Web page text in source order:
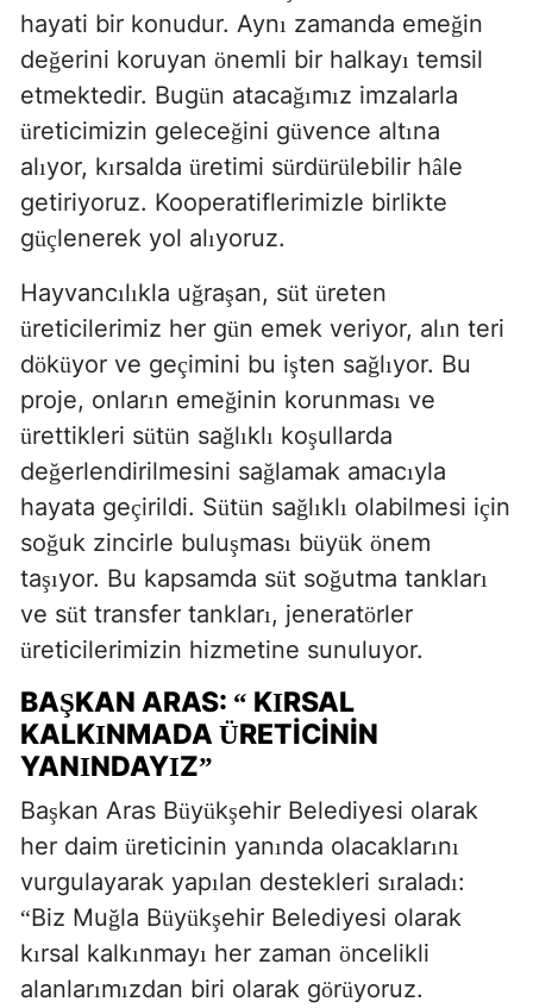
hayati bir konudur. Aynı zamanda emeğin
değerini koruyan önemli bir halkayı temsil
etmektedir. Bugün atacağımız imzalarla
üreticimizin geleceğini güvence altına
alıyor, kırsalda üretimi sürdürülebilir hâle
getiriyoruz. Kooperatiflerimizle birlikte
güçlenerek yol alıyoruz.
Hayvancılıkla uğraşan, süt üreten
üreticilerimiz her gün emek veriyor, alın teri
döküyor ve geçimini bu işten sağlıyor. Bu
proje, onların emeğinin korunması ve
ürettikleri sütün sağlıklı koşullarda
değerlendirilmesini sağlamak amacıyla
hayata geçirildi. Sütün sağlıklı olabilmesi için
soğuk zincirle buluşması büyük önem
taşıyor. Bu kapsamda süt soğutma tankları
ve süt transfer tankları, jeneratörler
üreticilerimizin hizmetine sunuluyor.
BAŞKAN ARAS: “ KIRSAL
KALKINMADA ÜRETICININ
YANINDAYIZ”
Başkan Aras Büyükşehir Belediyesi olarak
her daim üreticinin yanında olacaklarını
vurgulayarak yapılan destekleri sıraladı:
“Biz Muğla Büyükşehir Belediyesi olarak
kırsal kalkınmayı her zaman öncelikli
alanlarımızdan biri olarak görüyoruz.